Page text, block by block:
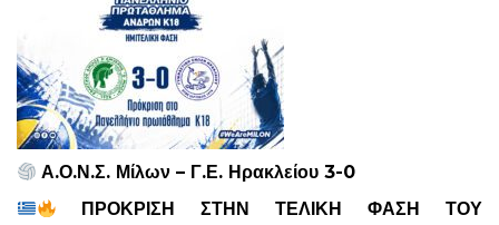
Α.Ο.Ν.Σ. Μίλων – Γ.Ε. Ηρακλείου 3-0
ΠΡΟΚΡΙΣΗ ΣΤΗΝ ΤΕΛΙΚΗ ΦΑΣΗ ΤΟΥ